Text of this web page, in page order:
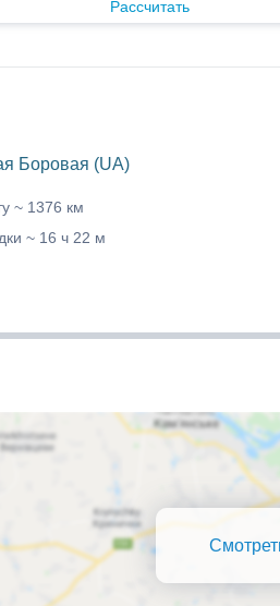
Рассчитать
Боровая (UA)
~ 1376 км
~ 16 ч 22 м